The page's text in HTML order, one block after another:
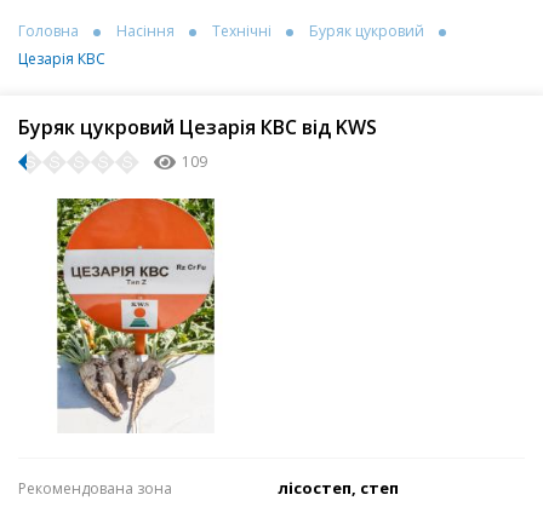
Головна Насіння Технічні
Буряк цукровий
Цезарія КВС
Буряк цукровий Цезарія КВС від KWS
109
Рекомендована зона лісостеп, степ